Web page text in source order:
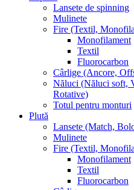
Lansete de spinning
Mulinete
Fire (Textil,
Monofilament
Textil
Fluorocarbon
Cârlige (Ancore,
Năluci (Năluci soft,
Rotative)
Totul pentru monturi
Plută
Lansete (Match,
Mulinete
Fire (Textil,
Monofilament
Textil
Fluorocarbon